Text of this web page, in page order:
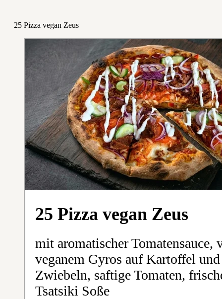
25 Pizza vegan Zeus
25 Pizza vegan Zeus
mit aromatischer Tomatensauce,
veganem Gyros auf Kartoffel
Zwiebeln, saftige Tomaten,
Tsatsiki Soße